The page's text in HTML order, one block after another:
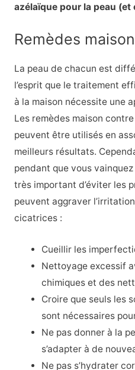
azélaïque pour la peau
Remèdes
La peau de chacun est
l’esprit que le traitement
à la maison nécessite une
Les remèdes maison
peuvent être utilisés en
meilleurs résultats.
pendant que vous
très important d’éviter les
peuvent aggraver
cicatrices :
Cueillir les
Nettoyage excessif
chimiques et des
Croire que seuls les
sont nécessaires
Ne pas donner à la
s’adapter à de
Ne pas s’hydrater